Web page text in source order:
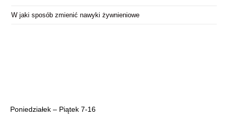
W jaki sposób zmienić nawyki żywnieniowe
Poniedziałek – Piątek 7-16